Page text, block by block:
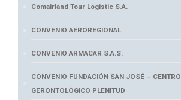
Comairland Tour Logistic S.A.
CONVENIO AEROREGIONAL
CONVENIO ARMACAR S.A.S.
CONVENIO FUNDACIÓN SAN JOSÉ – CENTRO
GERONTOLÓGICO PLENITUD